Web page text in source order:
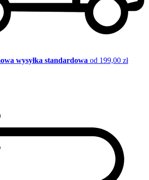
wysyłka standardowa od 199,00 zł